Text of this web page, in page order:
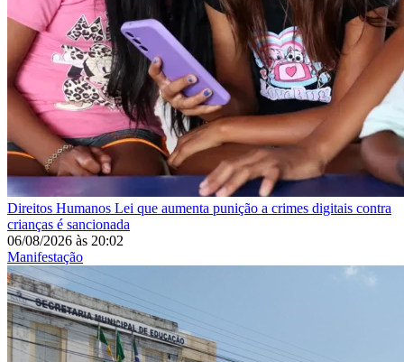
Direitos Humanos Lei que aumenta punição a crimes digitais contra
crianças é sancionada
06/08/2026 às 20:02
Manifestação